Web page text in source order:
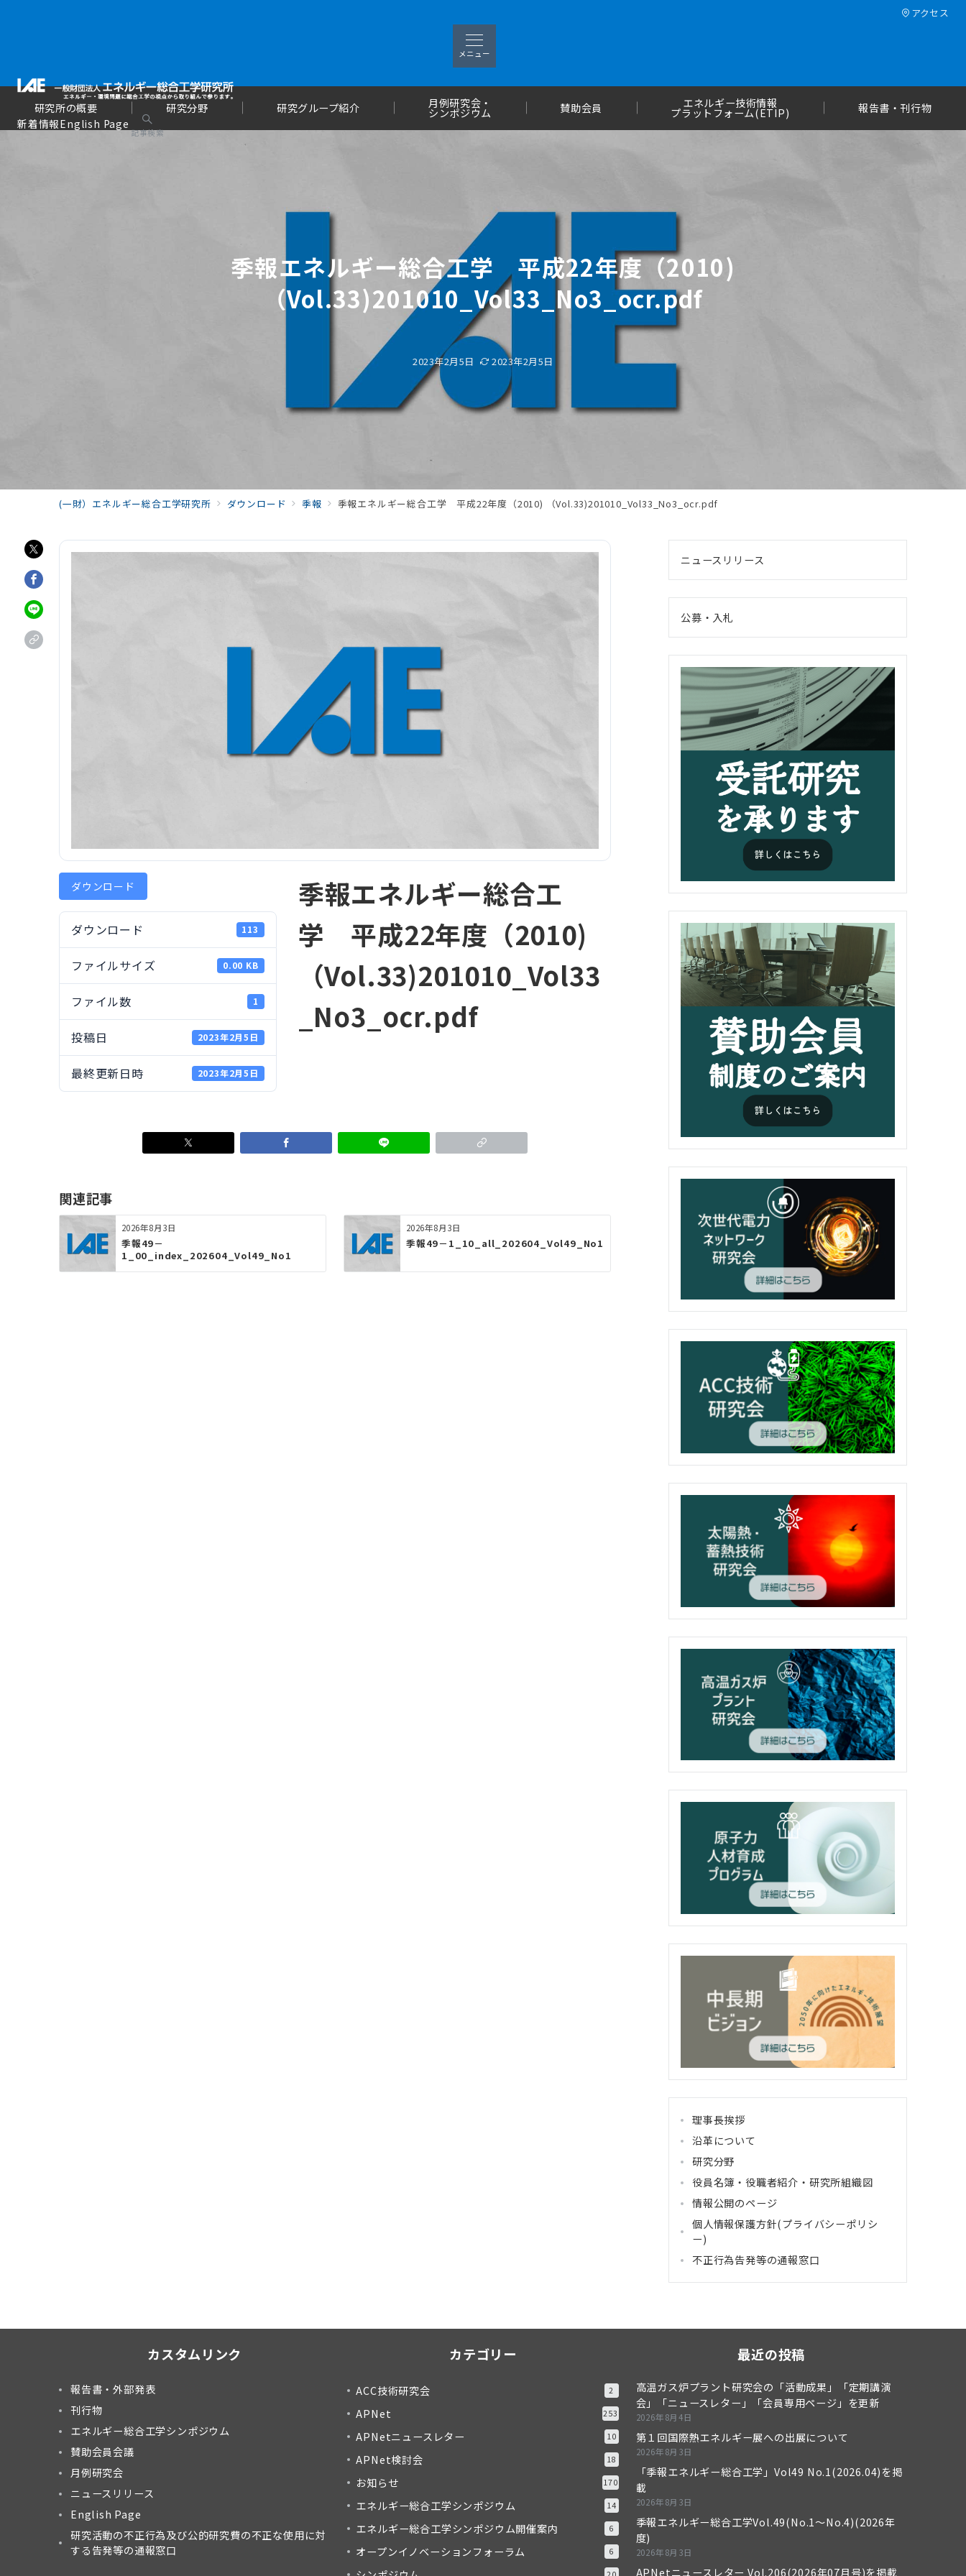
アクセス
メニュー
新着情報English Page
記事検索
研究所の概要 研究分野 研究グループ紹介 月例研究会・
シンポジウム 賛助会員 エネルギー技術情報
プラットフォーム(ETIP) 報告書・刊行物
季報エネルギー総合工学 平成22年度（2010)
（Vol.33)201010_Vol33_No3_ocr.pdf
2023年2月5日 2023年2月5日
(一財）エネルギー総合工学研究所 ダウンロード 季報 季報エネルギー総合工学 平成22年度（2010) （Vol.33)201010_Vol33_No3_ocr.pdf
ダウンロード
ダウンロード 113
ファイルサイズ 0.00 KB
ファイル数 1
投稿日 2023年2月5日
最終更新日時 2023年2月5日
季報エネルギー総合工
学 平成22年度（2010)
（Vol.33)201010_Vol33
_No3_ocr.pdf
関連記事
2026年8月3日
季報49－
1_00_index_202604_Vol49_No1
2026年8月3日
季報49－1_10_all_202604_Vol49_No1
ニュースリリース
公募・入札
理事長挨拶
沿革について
研究分野
役員名簿・役職者紹介・研究所組織図
情報公開のページ
個人情報保護方針(プライバシーポリシ
ー)
不正行為告発等の通報窓口
カスタムリンク
報告書・外部発表
刊行物
エネルギー総合工学シンポジウム
賛助会員会議
月例研究会
ニュースリリース
English Page
研究活動の不正行為及び公的研究費の不正な使用に対
する告発等の通報窓口
カテゴリー
ACC技術研究会 2
APNet 253
APNetニュースレター 10
APNet検討会 18
お知らせ 170
エネルギー総合工学シンポジウム 14
エネルギー総合工学シンポジウム開催案内 6
オープンイノベーションフォーラム 6
最近の投稿
高温ガス炉プラント研究会の「活動成果」「定期講演
会」「ニュースレター」「会員専用ページ」を更新
2026年8月4日
第１回国際熱エネルギー展への出展について
2026年8月3日
「季報エネルギー総合工学」Vol49 No.1(2026.04)を掲
載
2026年8月3日
季報エネルギー総合工学Vol.49(No.1～No.4)(2026年
度)
2026年8月3日
APNetニュースレター Vol.206(2026年07月号)を掲載